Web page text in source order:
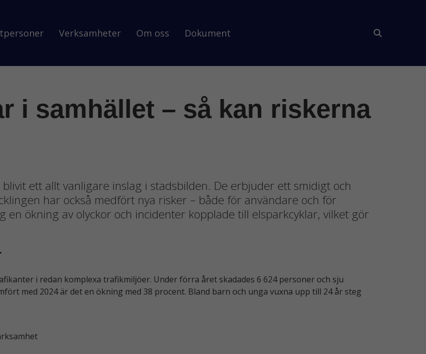
Verksamheter Om oss Dokument
i samhället – så kan riskerna
ett allt vanligare inslag i stadsbilden. De erbjuder ett smidigt och
har också medfört nya risker – både för användare och för
en ökning av olyckor och incidenter kopplade till elsparkcyklar, vilket gör
i redan komplexa trafikmiljöer. Under förra året skadades 6 624 personer och sju
med 2024 är det en ökning med 38 procent. Bland barn och unga vuxna upp till 24 år steg